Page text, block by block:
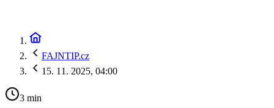
FAJNTIP.cz
15. 11. 2025, 04:00
3 min